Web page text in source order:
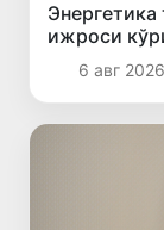
ижроси
6 авг